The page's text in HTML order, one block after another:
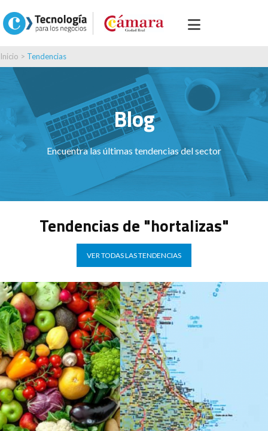
Inicio > Tendencias
Blog
Encuentra las últimas tendencias del sector
Tendencias de "hortalizas"
VER TODAS LAS TENDENCIAS